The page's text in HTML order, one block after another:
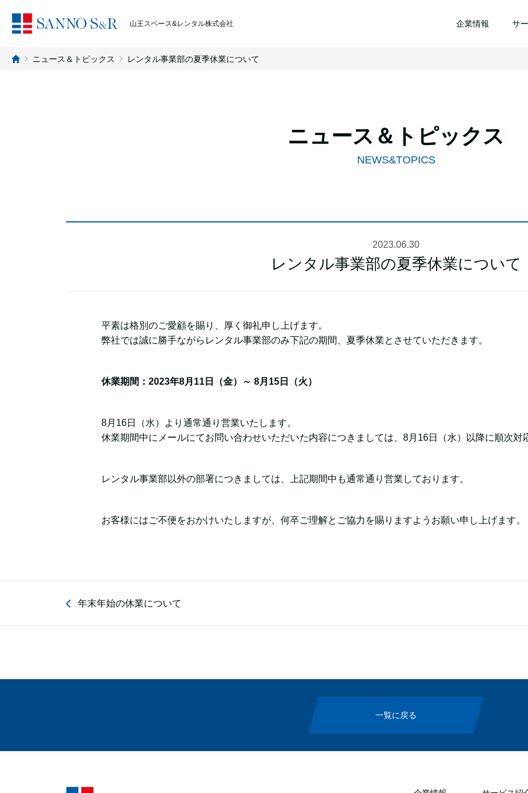
山王スペース&レンタル株式会社 企業情報 サ
ニュース＆トピックス レンタル事業部の夏季休業について
ニュース＆トピックス
NEWS&TOPICS
2023.06.30
レンタル事業部の夏季休業について
平素は格別のご愛顧を賜り、厚く御礼申し上げます。
弊社では誠に勝手ながらレンタル事業部のみ下記の期間、夏季休業とさせていただきます。
休業期間：2023年8月11日（金）～ 8月15日（火）
8月16日（水）より通常通り営業いたします。
休業期間中にメールにてお問い合わせいただいた内容につきましては、8月16日（水）以降に順次対
レンタル事業部以外の部署につきましては、上記期間中も通常通り営業しております。
お客様にはご不便をおかけいたしますが、何卒ご理解とご協力を賜りますようお願い申し上げます。
年末年始の休業について
一覧に戻る